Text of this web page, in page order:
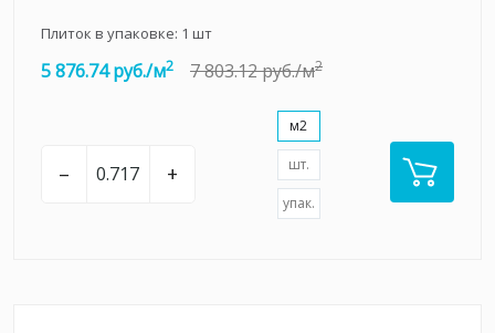
Плиток в упаковке: 1 шт
5 876.74 руб./м2 7 803.12 руб./м2
– +
м2
шт.
упак.